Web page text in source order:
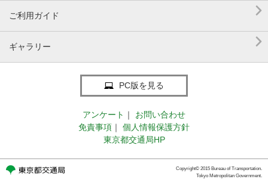
ご利用ガイド 
ギャラリー 
PC版を見る
アンケート ｜
お問い合わせ
免責事項 ｜
個人情報保護方針
東京都交通局HP
Copyright© 2015 Bureau of Transportation.
Tokyo Metropolitan Government.